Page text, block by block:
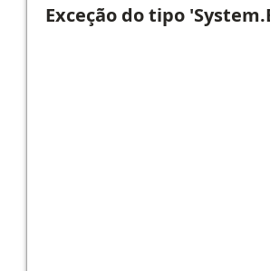
Exceção do tipo